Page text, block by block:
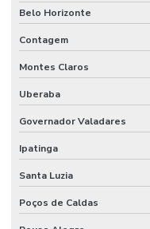
Montagem industrial
Montagem industrial de
Montagem de máquinas e
Montagem de máquinas
Montagem de máquinas
Belo Horizonte
Contagem
Montes Claros
Uberaba
Governador Valadares
Ipatinga
Santa Luzia
Poços de Caldas